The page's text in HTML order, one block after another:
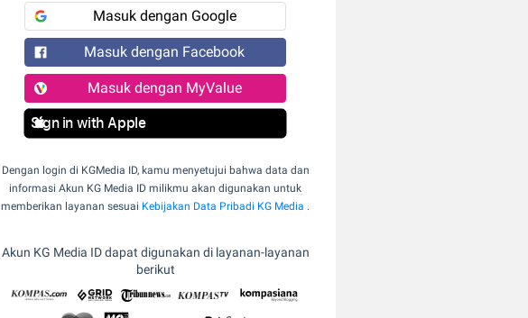
Masuk dengan Google
Masuk dengan Facebook
Masuk dengan MyValue
Sign in with Apple
Dengan login di KGMedia ID, kamu menyetujui bahwa data dan
informasi Akun KG Media ID milikmu akan digunakan untuk
memberikan layanan sesuai Kebijakan Data Pribadi KG Media .
Akun KG Media ID dapat digunakan di layanan-layanan
berikut